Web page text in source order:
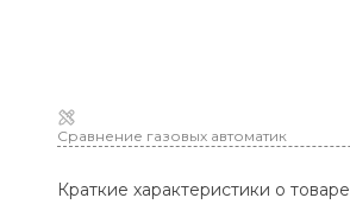
Сравнение газовых автоматик
Краткие характеристики о товаре